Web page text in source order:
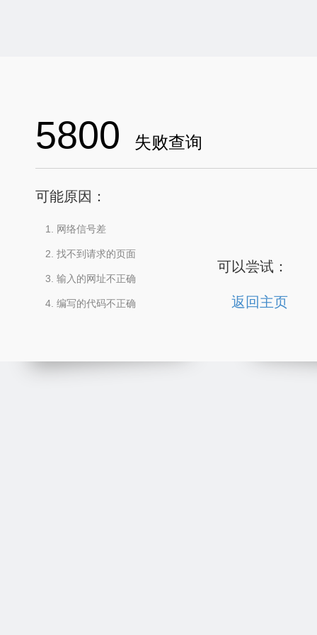
5800 失败查询
可能原因：
网络信号差
找不到请求的页面
输入的网址不正确
编写的代码不正确
可以尝试：
返回主页